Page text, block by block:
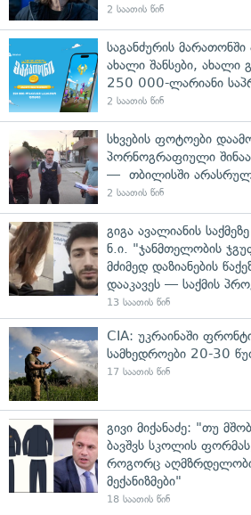
2 საათის წინ
საგანძურის
ახალი შანსები, ახალი
250 000-ლარიანი
2 საათის წინ
სხვების ფოტოები
პორნოგრაფიული
— თბილისში
2 საათის წინ
გიგა ავალიანის
ნ.ი. "ჯანმთელობის
მძიმედ დაზიანების
დააკავეს — საქმის
13 საათის წინ
CIA: უკრაინაში
სამხედროები 20-30
17 საათის წინ
გივი მიქანაძე: "თუ
ბავშვს სკოლის
როგორც
მექანიზმები"
18 საათის წინ